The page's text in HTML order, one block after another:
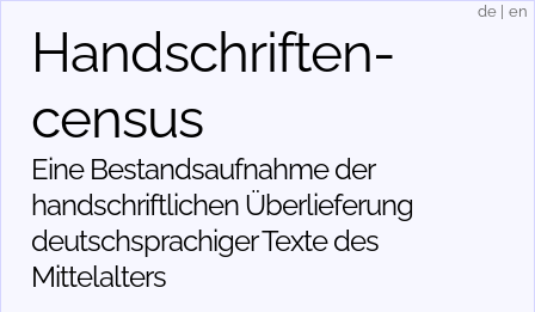
Handschriften­
census
Eine Bestandsaufnahme der
handschriftlichen Über­lieferung
deutschsprachiger Texte des
Mittelalters
de en